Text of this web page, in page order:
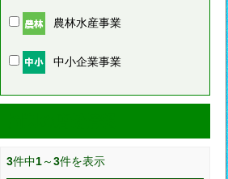
農林水産事業
中小企業事業
3件中1～3件を表示